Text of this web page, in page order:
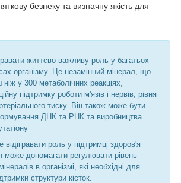
безпеку та визначну якість для
життєво важливу роль у багатьох
організму. Це незамінний мінерал, що
у 300 метаболічних реакціях,
підтримку роботи м'язів і нервів, рівня
тиску. Він також може бути
ДНК та РНК та виробництва
роль у підтримці здоров'я
може допомагати регулювати рівень
в організмі, які необхідні для
структури кісток.